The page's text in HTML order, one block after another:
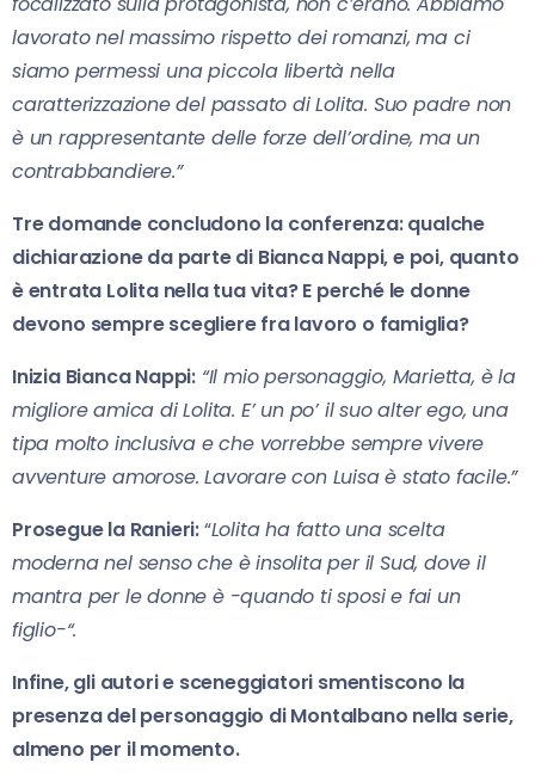
lavorato nel massimo rispetto dei romanzi, ma ci
siamo permessi una piccola libertà nella
caratterizzazione del passato di Lolita. Suo padre non
è un rappresentante delle forze dell’ordine, ma un
contrabbandiere.”
Tre domande concludono la conferenza: qualche
dichiarazione da parte di Bianca Nappi, e poi, quanto
è entrata Lolita nella tua vita? E perché le donne
devono sempre scegliere fra lavoro o famiglia?
Inizia Bianca Nappi: “Il mio personaggio, Marietta, è la
migliore amica di Lolita. E’ un po’ il suo alter ego, una
tipa molto inclusiva e che vorrebbe sempre vivere
avventure amorose. Lavorare con Luisa è stato facile.”
Prosegue la Ranieri:“Lolita ha fatto una scelta
moderna nel senso che è insolita per il Sud, dove il
mantra per le donne è -quando ti sposi e fai un
figlio-“.
Infine, gli autori e sceneggiatori smentiscono la
presenza del personaggio di Montalbano nella serie,
almeno per il momento.